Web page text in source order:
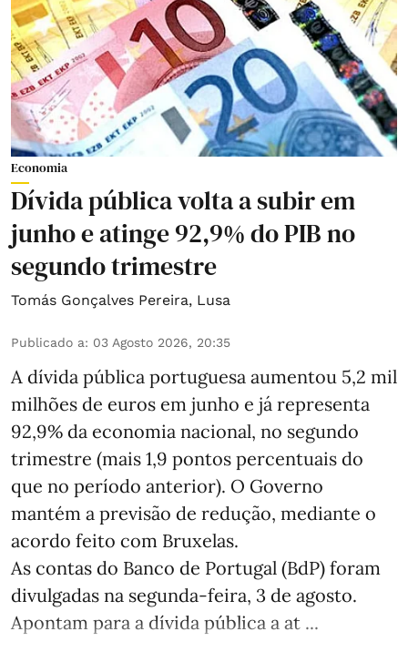
Economia
Dívida pública volta a subir em
junho e atinge 92,9% do PIB no
segundo trimestre
Tomás Gonçalves Pereira, Lusa
Publicado a: 03 Agosto 2026, 20:35
A dívida pública portuguesa aumentou 5,2 mil
milhões de euros em junho e já representa
92,9% da economia nacional, no segundo
trimestre (mais 1,9 pontos percentuais do
que no período anterior). O Governo
mantém a previsão de redução, mediante o
acordo feito com Bruxelas.
As contas do Banco de Portugal (BdP) foram
divulgadas na segunda-feira, 3 de agosto.
Apontam para a dívida pública a at ...